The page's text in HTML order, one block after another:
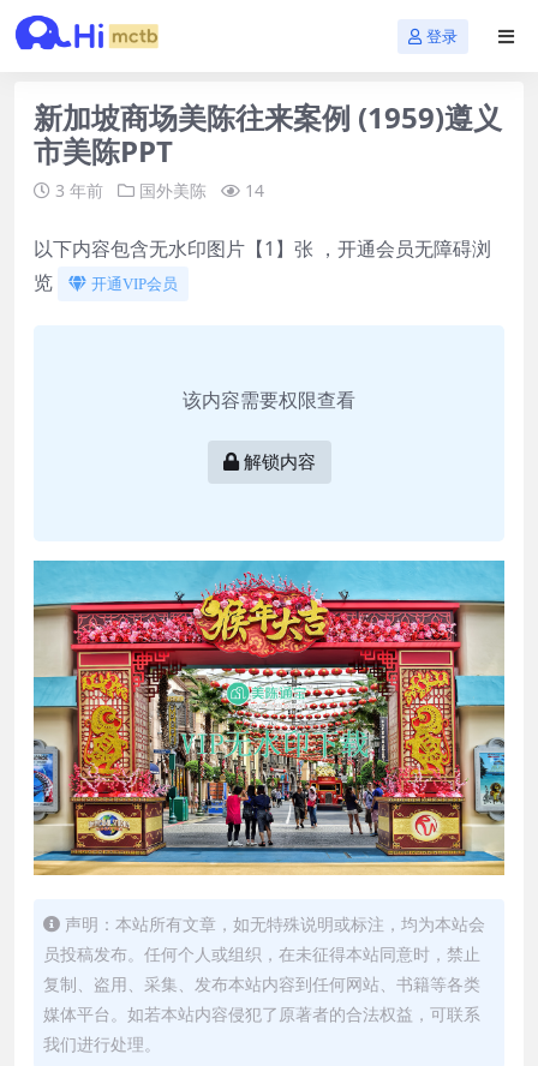
登录
新加坡商场美陈往来案例 (1959)遵义
市美陈PPT
3 年前 国外美陈 14
以下内容包含无水印图片【1】张 ，开通会员无障碍浏
览
开通VIP会员
该内容需要权限查看
解锁内容
声明：本站所有文章，如无特殊说明或标注，均为本站会
员投稿发布。任何个人或组织，在未征得本站同意时，禁止
复制、盗用、采集、发布本站内容到任何网站、书籍等各类
媒体平台。如若本站内容侵犯了原著者的合法权益，可联系
我们进行处理。